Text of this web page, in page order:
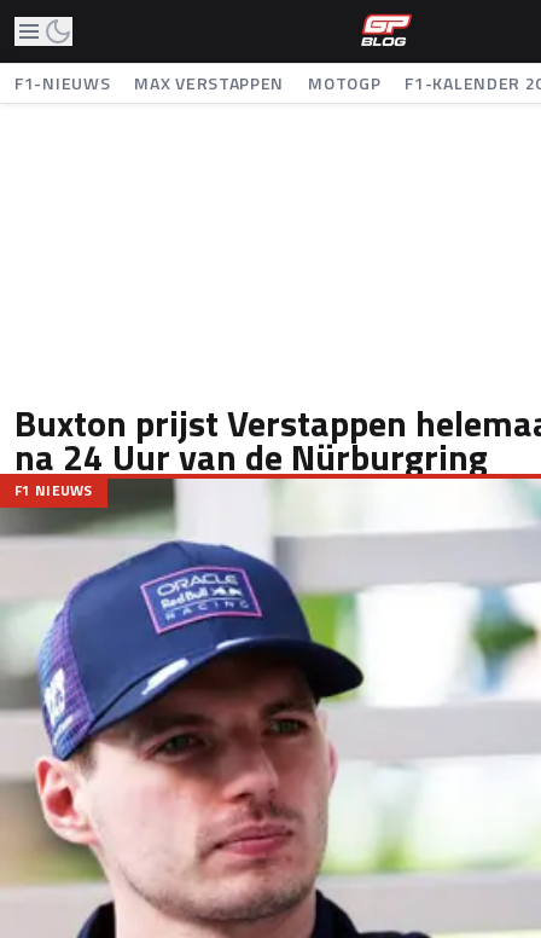
F1-NIEUWS MAX VERSTAPPEN MOTOGP F1-KALENDER
Buxton prijst Verstappen
na 24 Uur van de Nürburgring
F1 NIEUWS